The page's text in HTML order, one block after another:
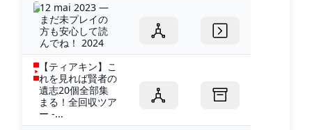
12 mai 2023 —
まだ未プレイの
方も安心して読
んでね！ 2024
【ティアキン】こ
れを見れば賢者の
遺志20個全部集
まる！全回収ツア
ー -...